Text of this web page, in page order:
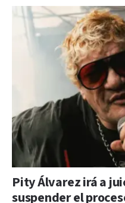
Pity Álvarez irá a
suspender el